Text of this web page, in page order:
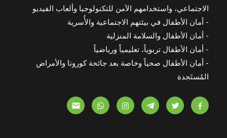
الاجتماعي، واستخدامهم الآمن للتكنولوجيا وألعاب الفيديو
- أمان الأطفال في بيئتهم الاجتماعية والأُسرية
- أمان الأطفال والسلامة المنزلية
- أمان الأطفال تربوياً، تعليمياً ورياضياً
- أمان الأطفال صحياً وخاصة بعد جائحة كورونا والأمراض
المُستَجدة